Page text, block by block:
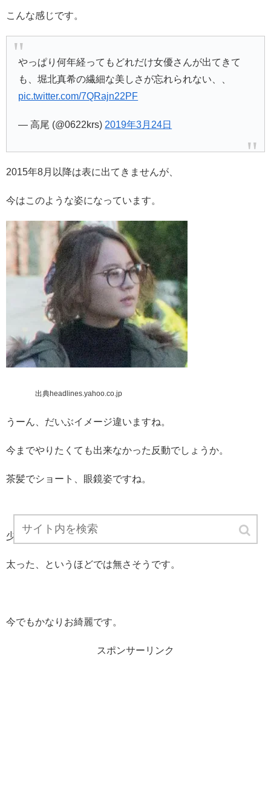
こんな感じです。
やっぱり何年経ってもどれだけ女優さんが出てきて
も、堀北真希の繊細な美しさが忘れられない、、
pic.twitter.com/7QRajn22PF
— 高尾 (@0622krs) 2019年3月24日
2015年8月以降は表に出てきませんが、
今はこのような姿になっています。
出典headlines.yahoo.co.jp
うーん、だいぶイメージ違いますね。
今までやりたくても出来なかった反動でしょうか。
茶髪でショート、眼鏡姿ですね。
少しふっくらしていますが、
太った、というほどでは無さそうです。
今でもかなりお綺麗です。
スポンサーリンク